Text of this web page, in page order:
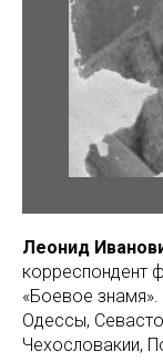
Леонид
корреспондент
«Боевое
Одессы,
Чехословакии,